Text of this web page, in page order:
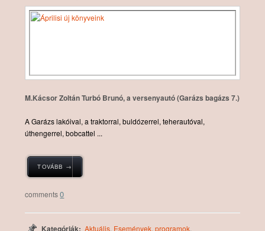
M.Kácsor Zoltán Turbó Brunó, a versenyautó (Garázs bagázs 7.)
A Garázs lakóival, a traktorral, buldózerrel, teherautóval,
úthengerrel, bobcattel ...
TOVÁBB →
0
Kategóriák: Aktuális, Események, programok,